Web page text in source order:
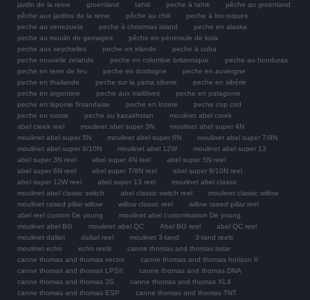
jardin de la reine
groenland tahiti peche à tahiti
pêche qu groenland
pêche aux jardins de la reine
pêche au chili
peche à los roques
peche au venezuela
peche à christmas island
peche en alaska
peche au moulin de gemages
pêche en péninsule de kola
peche aux seychelles
peche en irlande
peche à cuba
peche nouvelle zelande
peche en colombie britannique
peche au honduras
peche en terre de feu
peche en dordogne
peche en auvergne
peche en thailande
peche sur la yama siberie
peche en sibérie
peche en argentine
peche aux maldives
peche en patagonie
peche en laponie finlandaise
peche en lozere
peche cop cod
peche en russie
peche au kazakhstan
moulinet abel creek
abel creek reel
moulinet abel super 3N
moulinet abel super 4N
moulinet abel super 5N
moulinet abel super 6N
moulinet abel super 7/8N
moulinet abel super 9/10N
moulinet abel 12W
moulinet abel super 13
abel super 3N reel
abel super 4N reel
abel super 5N reel
abel super 6N reel
abel super 7/8N reel
abel super 9/10N reel
abel super 12W reel
abel super 13 reel
moulinet abel classic
moulinet abel classic switch
abel classic switch reel
moulinet classic willow
moulinet raised pillar willow
willow classic reel
willow raised pillar reel
abel reel custom De young
moulinet abel customisation De young
moulinet abel BG
moulinet abel QC Abel BG reel
abel QC reel
moulinet dallari
dallari reel moulinet 3-tand
3-tand reels
moulinet echo
echo reels
canne thomas and thomas solar
canne thomas and thomas vector
canne thomas and thomas horizon II
canne thomas and thomas LPSII
canne thomas and thomas DNA
canne thomas and thomas 3S
canne thomas and thomas XL4
canne thomas and thomas ESP
canne thomas and thomas TNT